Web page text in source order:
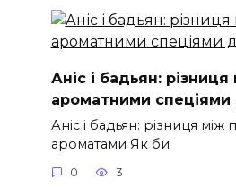
Аніс і бадьян: різниця
ароматними спеціями
Аніс і бадьян: різниця між
ароматами Як би
0 3